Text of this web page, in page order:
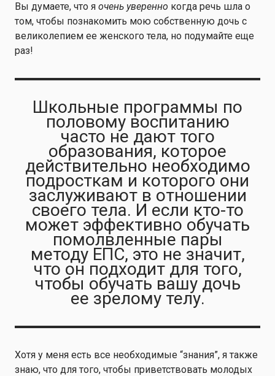
Вы думаете, что я очень уверенно когда речь шла о
том, чтобы познакомить мою собственную дочь с
великолепием ее женского тела, но подумайте еще
раз!
Школьные программы по
половому воспитанию
часто не дают того
образования, которое
действительно необходимо
подросткам и которого они
заслуживают в отношении
своего тела. И если кто-то
может эффективно обучать
помолвленные пары
методу ЕПС, это не значит,
что он подходит для того,
чтобы обучать вашу дочь
ее зрелому телу.
Хотя у меня есть все необходимые “знания”, я также
знаю, что для того, чтобы приветствовать молодых